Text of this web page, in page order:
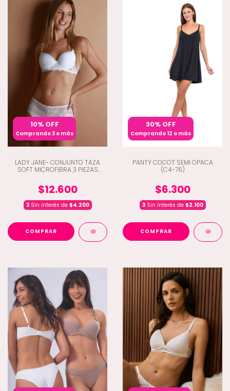
10% OFF
Comprando 3 o más
LADY JANE- CONJUNTO TAZA
SOFT MICROFIBRA 3 PIEZAS
$12.600
3Sin interés de $4.200
COMPRAR
30% OFF
Comprando 12 o más
PANTY COCOT SEMI OPACA
(C4-76)
$6.300
3Sin interés de $2.100
COMPRAR